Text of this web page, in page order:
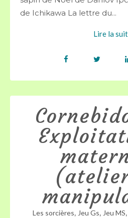
de Ichikawa La lettre du...
Lire la
Les sorcières, Jeu Gs, Jeu MS,